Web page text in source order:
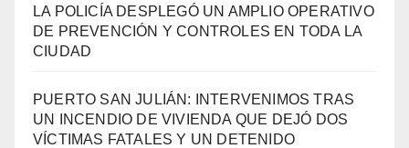
LA POLICÍA DESPLEGÓ UN AMPLIO OPERATIVO
DE PREVENCIÓN Y CONTROLES EN TODA LA
CIUDAD
PUERTO SAN JULIÁN: INTERVENIMOS TRAS
UN INCENDIO DE VIVIENDA QUE DEJÓ DOS
VÍCTIMAS FATALES Y UN DETENIDO